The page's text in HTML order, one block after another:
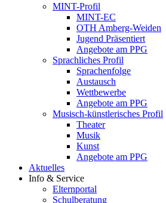
MINT-Profil
MINT-EC
OTH Amberg-Weiden
Jugend Präsentiert
Angebote am PPG
Sprachliches Profil
Sprachenfolge
Austausch
Wettbewerbe
Angebote am PPG
Musisch-künstlerisches Profil
Theater
Musik
Kunst
Angebote am PPG
Aktuelles
Info & Service
Elternportal
Schulberatung